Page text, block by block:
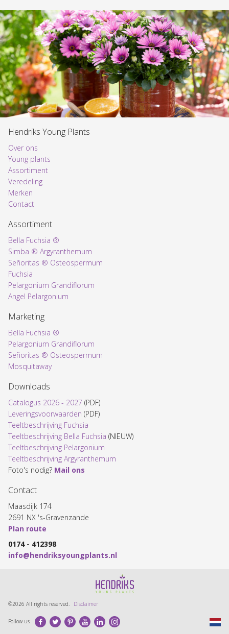
Hendriks Young Plants
Over ons
Young plants
Assortiment
Voorpagina
Veredeling
Merken
Contact
Assortiment
Bella Fuchsia ®
Simba ® Argyranthemum
Señoritas ® Osteospermum
Fuchsia
Pelargonium Grandiflorum
Angel Pelargonium
Marketing
Bella Fuchsia ®
Pelargonium Grandiflorum
Señoritas ® Osteospermum
Mosquitaway
Downloads
Catalogus 2026 - 2027 (PDF)
Leveringsvoorwaarden (PDF)
Teeltbeschrijving Fuchsia
Teeltbeschrijving Bella Fuchsia (NIEUW)
Teeltbeschrijving Pelargonium
Teeltbeschrijving Argyranthemum
Foto's nodig? Mail ons
Contact
Maasdijk 174
2691 NX 's-Gravenzande
Plan route
0174 - 412398
info@hendriksyoungplants.nl
©2026 All rights reserved. Disclaimer
Follow us Facebook
TwitterPinterestYoutubeLinkedInInstagram